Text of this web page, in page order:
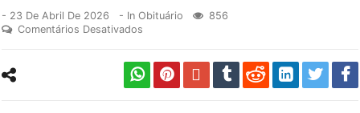
- 23 De Abril De 2026 - InObituário
856
Comentários Desativados